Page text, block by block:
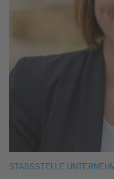
STABSSTELLE